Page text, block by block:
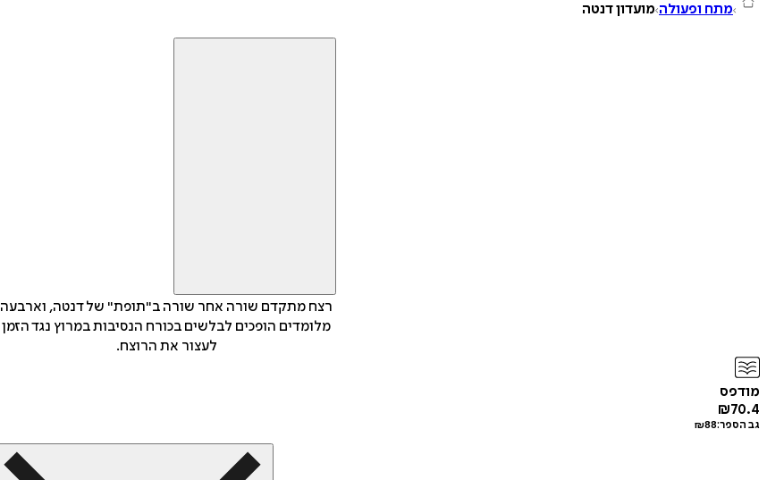
מתח ופעולה מועדון דנטה
רצח מתקדם שורה אחר שורה ב"תופת" של דנטה, וארבעה
מלומדים הופכים לבלשים בכורח הנסיבות במרוץ נגד הזמן
לעצור את הרוצח.
מודפס
₪70.4
גב הספר: ₪88